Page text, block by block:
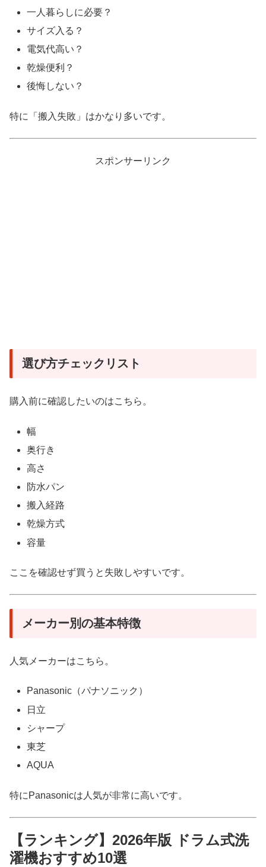
一人暮らしに必要？
サイズ入る？
電気代高い？
乾燥便利？
後悔しない？
特に「搬入失敗」はかなり多いです。
スポンサーリンク
選び方チェックリスト
購入前に確認したいのはこちら。
幅
奥行き
高さ
防水パン
搬入経路
乾燥方式
容量
ここを確認せず買うと失敗しやすいです。
メーカー別の基本特徴
人気メーカーはこちら。
Panasonic（パナソニック）
日立
シャープ
東芝
AQUA
特にPanasonicは人気が非常に高いです。
【ランキング】2026年版 ドラム式洗
濯機おすすめ10選